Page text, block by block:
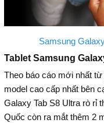
Samsung
Tablet Samsung
Theo báo cáo mới nhất
model cao cấp nhất bên
Galaxy Tab S8 Ultra rò rỉ
Quốc còn ra mắt thêm 2